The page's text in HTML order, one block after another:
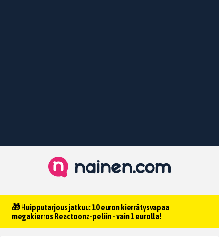
🎁 Huipputarjous jatkuu: 10 euron kierrätysvapaa
megakierros Reactoonz-peliin - vain 1 eurolla!